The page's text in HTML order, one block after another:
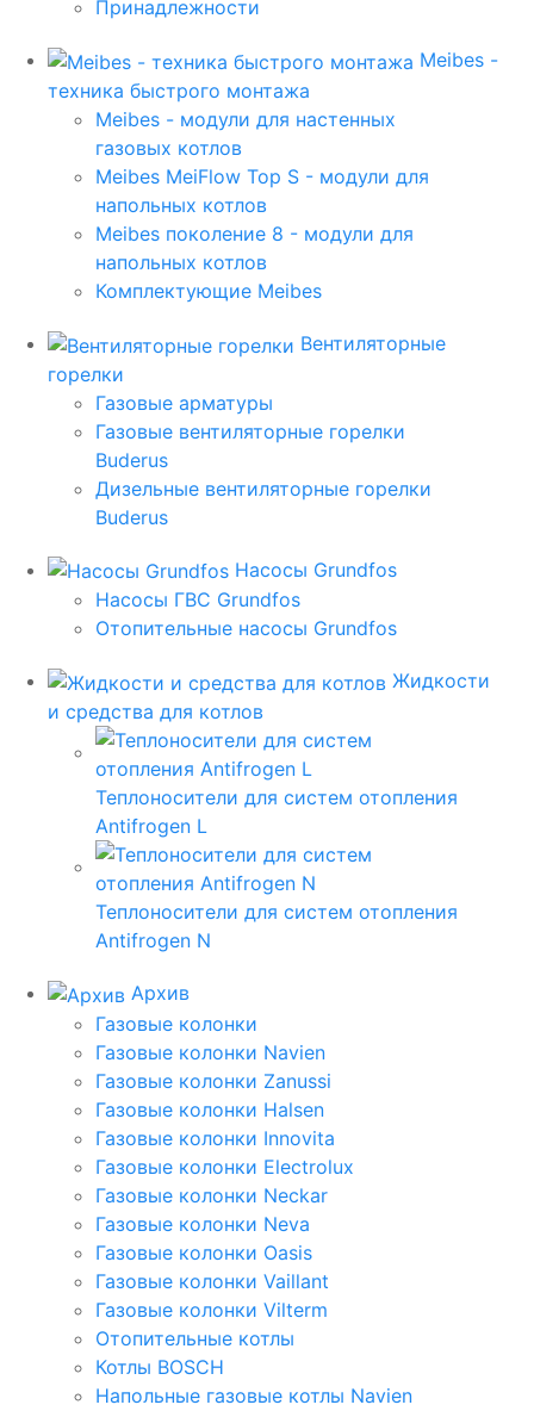
Принадлежности
Meibes -
техника быстрого монтажа
Meibes - модули для настенных
газовых котлов
Meibes MeiFlow Top S - модули для
напольных котлов
Meibes поколение 8 - модули для
напольных котлов
Комплектующие Meibes
Вентиляторные
горелки
Газовые арматуры
Газовые вентиляторные горелки
Buderus
Дизельные вентиляторные горелки
Buderus
Насосы Grundfos
Насосы ГВС Grundfos
Отопительные насосы Grundfos
Жидкости
и средства для котлов
Теплоносители для систем отопления
Antifrogen L
Теплоносители для систем отопления
Antifrogen N
Архив
Газовые колонки
Газовые колонки Navien
Газовые колонки Zanussi
Газовые колонки Halsen
Газовые колонки Innovita
Газовые колонки Electrolux
Газовые колонки Neckar
Газовые колонки Neva
Газовые колонки Oasis
Газовые колонки Vaillant
Газовые колонки Vilterm
Отопительные котлы
Котлы BOSCH
Напольные газовые котлы Navien